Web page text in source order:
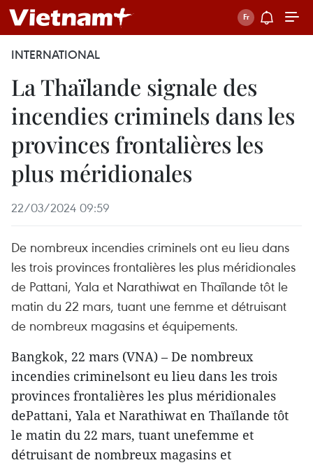
INTERNATIONAL
La Thaïlande signale des
incendies criminels dans les
provinces frontalières les
plus méridionales
22/03/2024 09:59
De nombreux incendies criminels ont eu lieu dans
les trois provinces frontalières les plus méridionales
de Pattani, Yala et Narathiwat en Thaïlande tôt le
matin du 22 mars, tuant une femme et détruisant
de nombreux magasins et équipements.
Bangkok, 22 mars (VNA) – De nombreux
incendies criminelsont eu lieu dans les trois
provinces frontalières les plus méridionales
dePattani, Yala et Narathiwat en Thaïlande tôt
le matin du 22 mars, tuant unefemme et
détruisant de nombreux magasins et